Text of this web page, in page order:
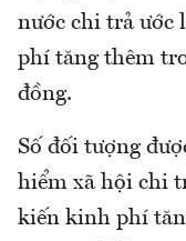
nước chi trả ước
phí tăng thêm
đồng.
Số đối tượng
hiểm xã hội chi
kiến kinh phí